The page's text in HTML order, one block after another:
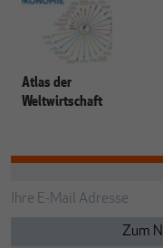
Atlas der
Weltwirtschaft